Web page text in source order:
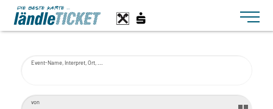
Toggle
Event-Name, Interpret, Ort, ...
von